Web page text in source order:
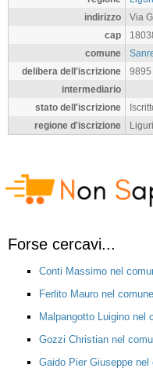
indirizzo
Via
cap
comune
delibera dell'iscrizione
9895
intermediario
stato dell'iscrizione
regione d'iscrizione
Forse cercavi...
Conti Massimo nel
Ferlito Mauro nel
Malpangotto Luigino nel
Gozzi Christian nel
Gaido Pier Giuseppe